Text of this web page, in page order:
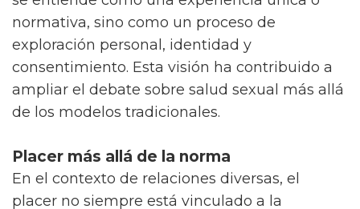
se entiende como una experiencia única o
normativa, sino como un proceso de
exploración personal, identidad y
consentimiento. Esta visión ha contribuido a
ampliar el debate sobre salud sexual más allá
Placer más allá de la norma
En el contexto de relaciones diversas, el